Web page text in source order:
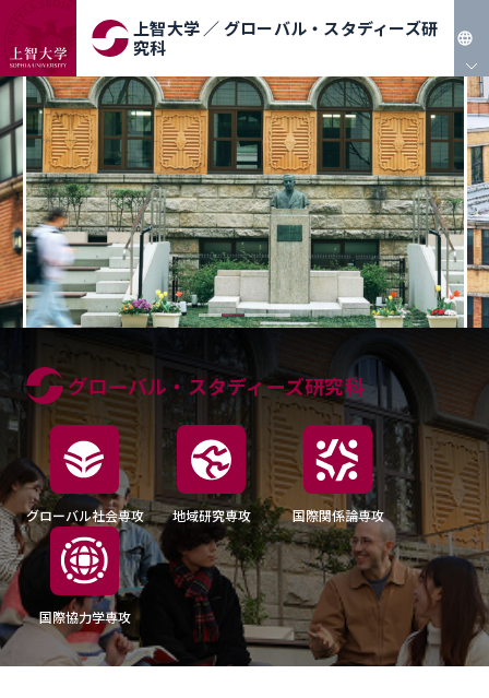
上智大学 ／ グローバル・スタディーズ研
究科
JP
EN
グローバル・スタディーズ研究科
グローバル社会専攻 地域研究専攻 国際関係論専攻
国際協力学専攻